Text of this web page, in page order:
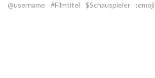
@username #Filmtitel $Schauspieler :emoji